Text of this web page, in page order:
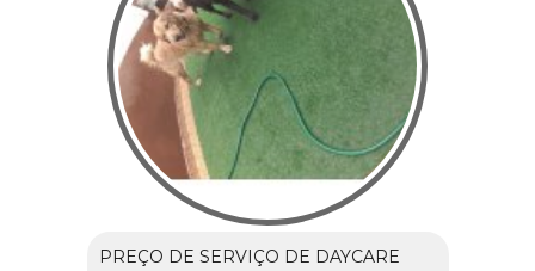
PREÇO DE SERVIÇO DE DAYCARE